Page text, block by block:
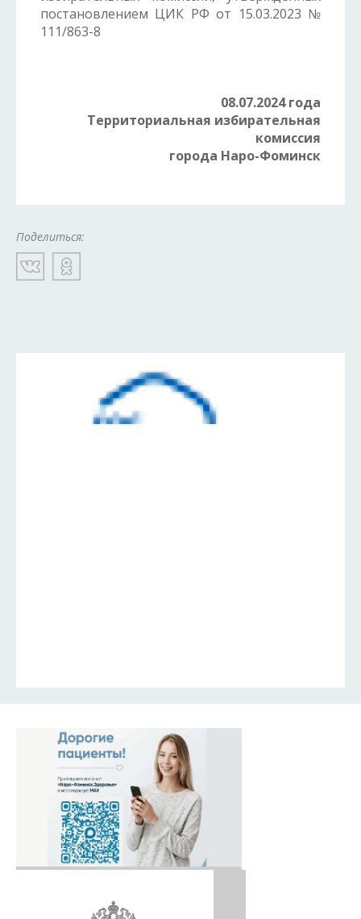
постановлением ЦИК РФ от 15.03.2023 №
111/863-8
08.07.2024 года
Территориальная избирательная
комиссия
города Наро-Фоминск
Поделиться: